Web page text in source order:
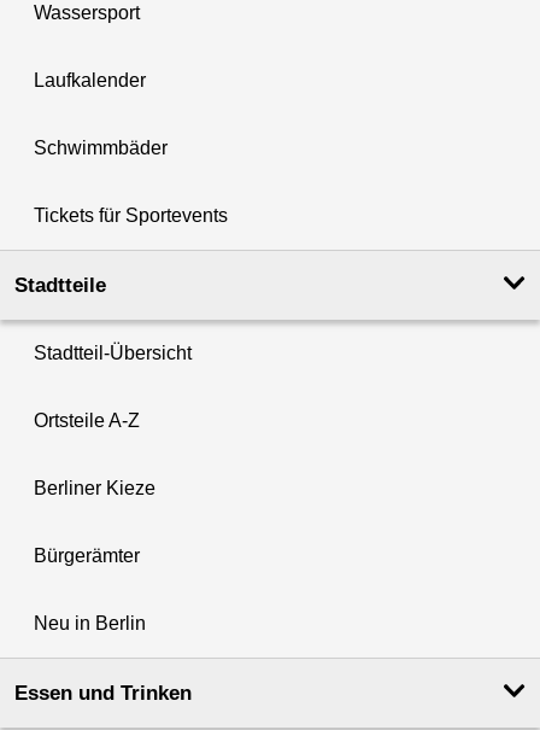
Wassersport
Laufkalender
Schwimmbäder
Tickets für Sportevents
Stadtteile
Stadtteil-Übersicht
Ortsteile A-Z
Berliner Kieze
Bürgerämter
Neu in Berlin
Essen und Trinken